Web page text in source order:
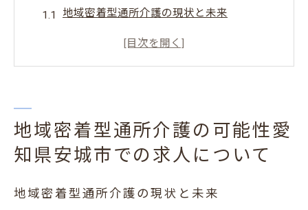
地域密着型通所介護の現状と未来
安城市での具体的な求人情報を探る
安城市で地域に根ざす介護の働き方
地域を支える介護の魅力安城市の地域密着型通
地域密着型通所介護が安城市で果たす役割
地域密着型通所介護の可能性愛
知県安城市での求人について
地域密着型通所介護の現状と未来